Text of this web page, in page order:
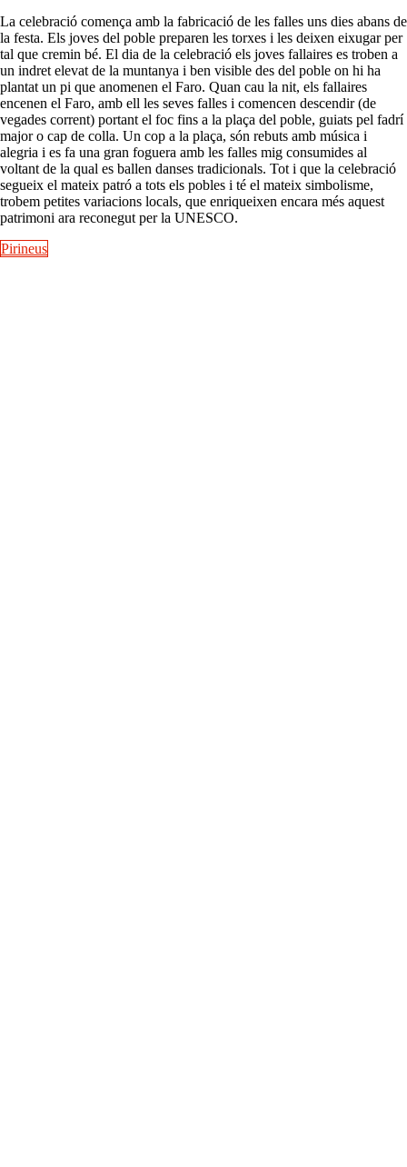
La celebració comença amb la fabricació de les falles uns dies abans de
la festa. Els joves del poble preparen les torxes i les deixen eixugar per
tal que cremin bé. El dia de la celebració els joves fallaires es troben a
un indret elevat de la muntanya i ben visible des del poble on hi ha
plantat un pi que anomenen el Faro. Quan cau la nit, els fallaires
encenen el Faro, amb ell les seves falles i comencen descendir (de
vegades corrent) portant el foc fins a la plaça del poble, guiats pel fadrí
major o cap de colla. Un cop a la plaça, són rebuts amb música i
alegria i es fa una gran foguera amb les falles mig consumides al
voltant de la qual es ballen danses tradicionals. Tot i que la celebració
segueix el mateix patró a tots els pobles i té el mateix simbolisme,
trobem petites variacions locals, que enriqueixen encara més aquest
patrimoni ara reconegut per la UNESCO.
Pirineus